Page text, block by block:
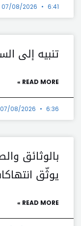
07/08/2026 6:41 م
تنبيه إلى
READ MORE »
07/08/2026 6:36 م
بالوثائق
يوثّق
READ MORE »